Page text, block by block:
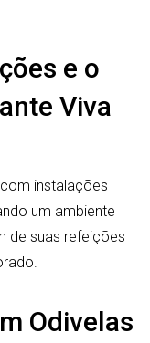
e o
Viva
instalações
um ambiente
de suas refeições
Odivelas